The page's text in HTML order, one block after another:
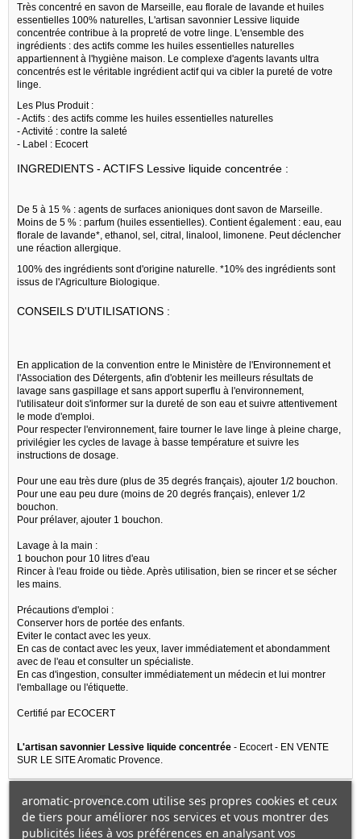
Très concentré en savon de Marseille, eau florale de lavande et huiles
essentielles 100% naturelles, L'artisan savonnier Lessive liquide
concentrée contribue à la propreté de votre linge. L'ensemble des
ingrédients : des actifs comme les huiles essentielles naturelles
appartiennent à l'hygiène maison. Le complexe d'agents lavants ultra
concentrés est le véritable ingrédient actif qui va cibler la pureté de votre
linge.
Les Plus Produit :
- Actifs : des actifs comme les huiles essentielles naturelles
- Activité : contre la saleté
- Label : Ecocert
INGREDIENTS - ACTIFS Lessive liquide concentrée :
De 5 à 15 % : agents de surfaces anioniques dont savon de Marseille.
Moins de 5 % : parfum (huiles essentielles). Contient également : eau, eau
florale de lavande*, ethanol, sel, citral, linalool, limonene. Peut déclencher
une réaction allergique.
100% des ingrédients sont d'origine naturelle. *10% des ingrédients sont
issus de l'Agriculture Biologique.
CONSEILS D'UTILISATIONS :
En application de la convention entre le Ministère de l'Environnement et
l'Association des Détergents, afin d'obtenir les meilleurs résultats de
lavage sans gaspillage et sans apport superflu à l'environnement,
l'utilisateur doit s'informer sur la dureté de son eau et suivre attentivement
le mode d'emploi.
Pour respecter l'environnement, faire tourner le lave linge à pleine charge,
privilégier les cycles de lavage à basse température et suivre les
instructions de dosage.
Pour une eau très dure (plus de 35 degrés français), ajouter 1/2 bouchon.
Pour une eau peu dure (moins de 20 degrés français), enlever 1/2
bouchon.
Pour prélaver, ajouter 1 bouchon.
Lavage à la main :
1 bouchon pour 10 litres d'eau
Rincer à l'eau froide ou tiède. Après utilisation, bien se rincer et se sécher
les mains.
Précautions d'emploi :
Conserver hors de portée des enfants.
Eviter le contact avec les yeux.
En cas de contact avec les yeux, laver immédiatement et abondamment
avec de l'eau et consulter un spécialiste.
En cas d'ingestion, consulter immédiatement un médecin et lui montrer
l'emballage ou l'étiquette.
Certifié par ECOCERT
L'artisan savonnier Lessive liquide concentrée - Ecocert - EN VENTE
SUR LE SITE Aromatic Provence.
Voir l'attestation de confiance
aromatic-provence.com utilise ses propres cookies et ceux
de tiers pour améliorer nos services et vous montrer des
publicités liées à vos préférences en analysant vos